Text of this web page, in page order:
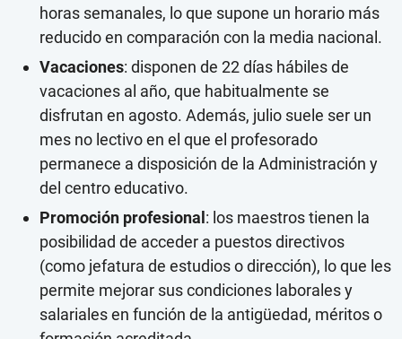
horas semanales, lo que supone un horario más
reducido en comparación con la media nacional.
Vacaciones: disponen de 22 días hábiles de
vacaciones al año, que habitualmente se
disfrutan en agosto. Además, julio suele ser un
mes no lectivo en el que el profesorado
permanece a disposición de la Administración y
del centro educativo.
Promoción profesional : los maestros tienen la
posibilidad de acceder a puestos directivos
(como jefatura de estudios o dirección), lo que les
permite mejorar sus condiciones laborales y
salariales en función de la antigüedad, méritos o